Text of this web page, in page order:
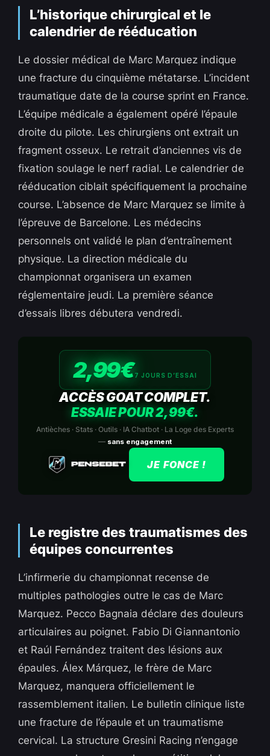
L’historique chirurgical et le
calendrier de rééducation
Le dossier médical de Marc Marquez indique
une fracture du cinquième métatarse. L’incident
traumatique date de la course sprint en France.
L’équipe médicale a également opéré l’épaule
droite du pilote. Les chirurgiens ont extrait un
fragment osseux. Le retrait d’anciennes vis de
fixation soulage le nerf radial. Le calendrier de
rééducation ciblait spécifiquement la prochaine
course. L’absence de Marc Marquez se limite à
l’épreuve de Barcelone. Les médecins
personnels ont validé le plan d’entraînement
physique. La direction médicale du
championnat organisera un examen
réglementaire jeudi. La première séance
d’essais libres débutera vendredi.
2,99€7 JOURS D’ESSAI
ACCÈS GOAT COMPLET.
ESSAIE POUR 2,99€.
Antièches · Stats · Outils · IA Chatbot · La Loge des Experts
— sans engagement
JE FONCE !
Le registre des traumatismes des
équipes concurrentes
L’infirmerie du championnat recense de
multiples pathologies outre le cas de Marc
Marquez. Pecco Bagnaia déclare des douleurs
articulaires au poignet. Fabio Di Giannantonio
et Raúl Fernández traitent des lésions aux
épaules. Álex Márquez, le frère de Marc
Marquez, manquera officiellement le
rassemblement italien. Le bulletin clinique liste
une fracture de l’épaule et un traumatisme
cervical. La structure Gresini Racing n’engage